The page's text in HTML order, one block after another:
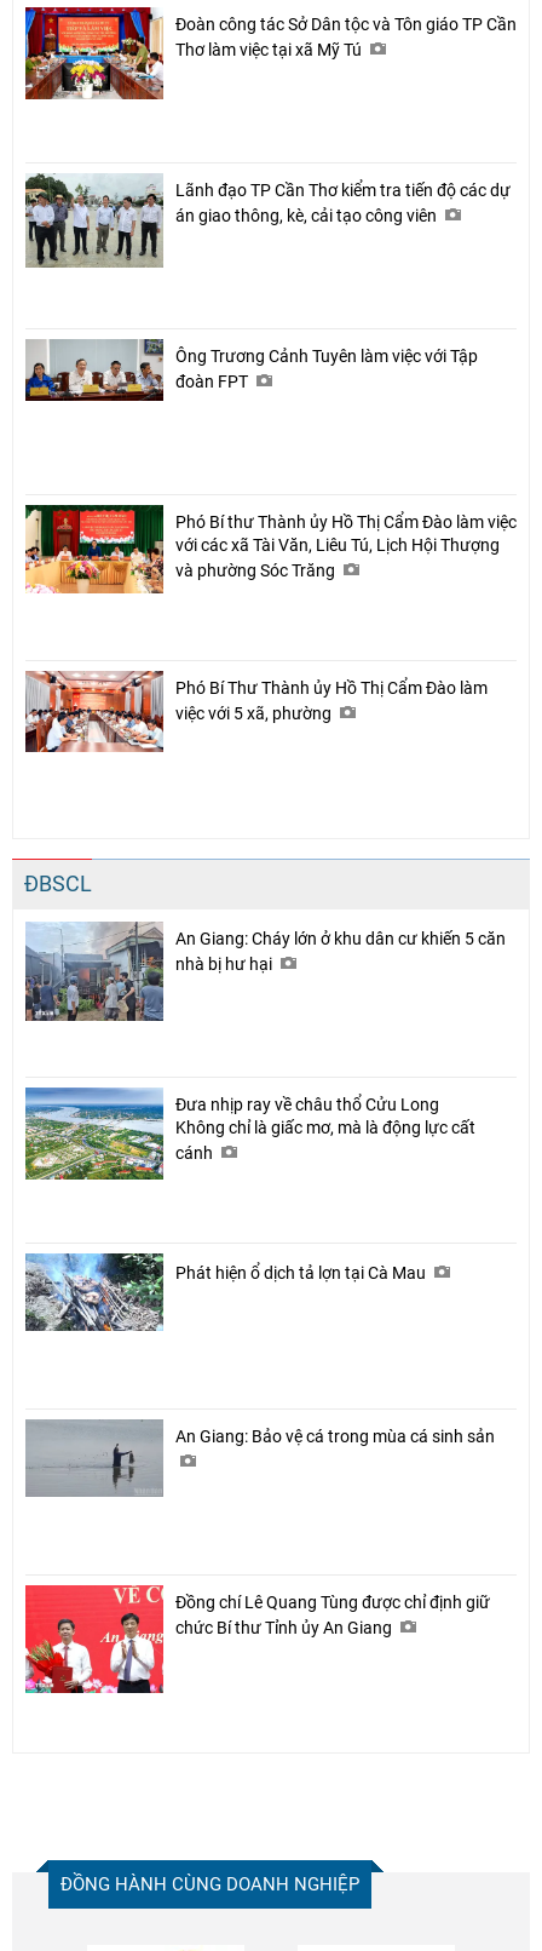
Đoàn công tác Sở Dân tộc và Tôn giáo TP Cần
Thơ làm việc tại xã Mỹ Tú
Lãnh đạo TP Cần Thơ kiểm tra tiến độ các dự
án giao thông, kè, cải tạo công viên
Ông Trương Cảnh Tuyên làm việc với Tập
đoàn FPT
Phó Bí thư Thành ủy Hồ Thị Cẩm Đào làm việc
với các xã Tài Văn, Liêu Tú, Lịch Hội Thượng
và phường Sóc Trăng
Phó Bí Thư Thành ủy Hồ Thị Cẩm Đào làm
việc với 5 xã, phường
ĐBSCL
An Giang: Cháy lớn ở khu dân cư khiến 5 căn
nhà bị hư hại
Đưa nhịp ray về châu thổ Cửu Long
Không chỉ là giấc mơ, mà là động lực cất
cánh
Phát hiện ổ dịch tả lợn tại Cà Mau
An Giang: Bảo vệ cá trong mùa cá sinh sản
Đồng chí Lê Quang Tùng được chỉ định giữ
chức Bí thư Tỉnh ủy An Giang
ĐỒNG HÀNH CÙNG DOANH NGHIỆP